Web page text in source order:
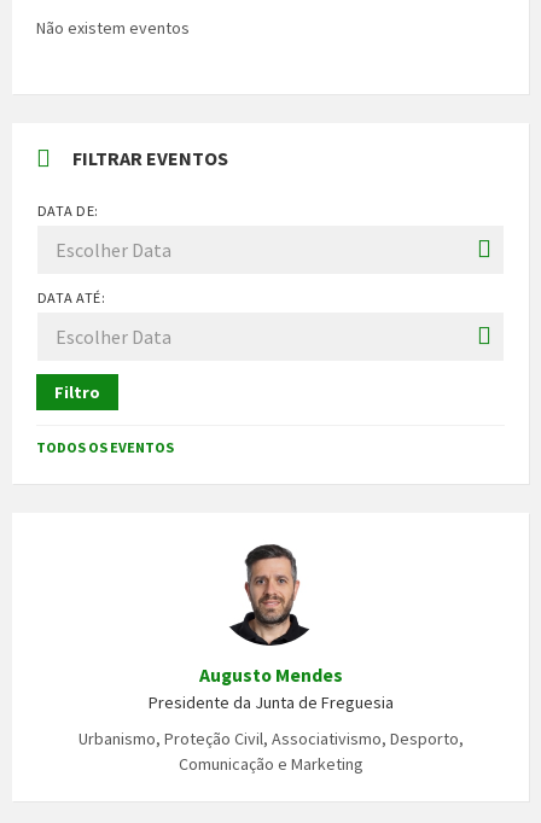
Não existem eventos
FILTRAR EVENTOS
DATA DE:
DATA ATÉ:
Filtro
TODOS OS EVENTOS
Augusto Mendes
Presidente da Junta de Freguesia
Urbanismo, Proteção Civil, Associativismo, Desporto,
Comunicação e Marketing